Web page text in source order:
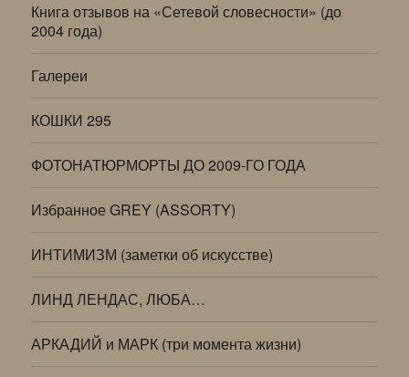
Книга отзывов на «Сетевой словесности» (до
2004 года)
Галереи
КОШКИ 295
ФОТОНАТЮРМОРТЫ ДО 2009-ГО ГОДА
Избранное GREY (ASSORTY)
ИНТИМИЗМ (заметки об искусстве)
ЛИНД ЛЕНДАС, ЛЮБА…
АРКАДИЙ и МАРК (три момента жизни)